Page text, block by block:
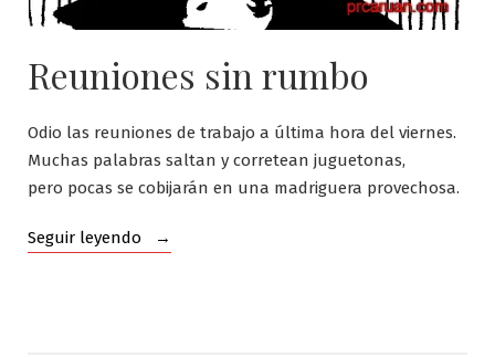
Reuniones sin rumbo
Odio las reuniones de trabajo a última hora del viernes.
Muchas palabras saltan y corretean juguetonas,
pero pocas se cobijarán en una madriguera provechosa.
Seguir leyendo
«Muchas